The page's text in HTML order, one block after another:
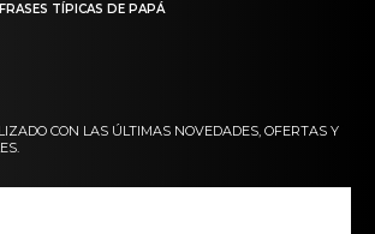
TÍPICAS DE PAPÁ
CON LAS ÚLTIMAS NOVEDADES, OFERTAS Y